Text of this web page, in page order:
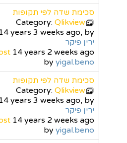
סכימת שדה לפי תקופות
Category: Qlikview
years 3 weeks ago, by
ירין פיקר
14 years 2 weeks ago
by yigal.beno
סכימת שדה לפי תקופות
Category: Qlikview
years 3 weeks ago, by
ירין פיקר
14 years 2 weeks ago
by yigal.beno